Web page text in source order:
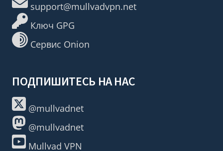
support@mullvadvpn.net
Ключ GPG
Сервис Onion
ПОДПИШИТЕСЬ НА НАС
@mullvadnet
@mullvadnet
Mullvad VPN